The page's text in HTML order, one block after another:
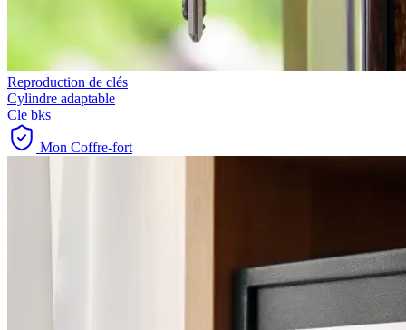
Reproduction de clés
Cylindre adaptable
Cle bks
Mon Coffre-fort